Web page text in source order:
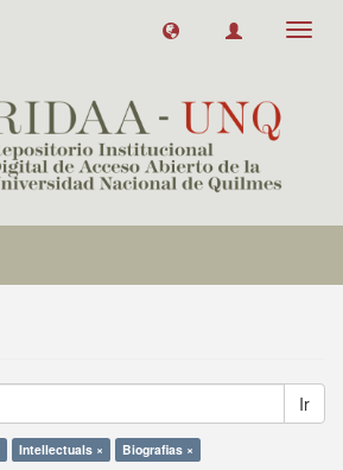
Ir
Intellectuals × Biografias ×